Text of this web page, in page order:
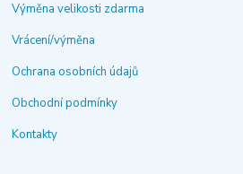
Výměna velikosti zdarma
Vrácení/výměna
Ochrana osobních údajů
Obchodní podmínky
Kontakty